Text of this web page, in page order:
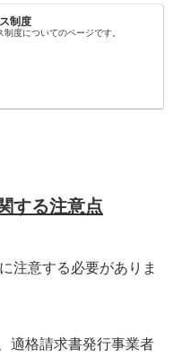
制度
度についてのページです。
する注意点
注意する必要がありま
適格請求書発行事業者